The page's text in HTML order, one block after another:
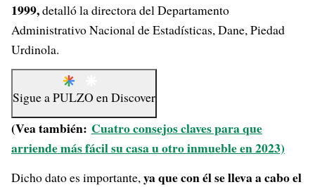
1999,detalló la directora del Departamento
Administrativo Nacional de Estadísticas, Dane, Piedad
Urdinola.
Sigue aPULZO enDiscover
(Vea también: Cuatro consejos claves para que
arriende más fácil su casa u otro inmueble en 2023)
Dicho dato es importante,ya que con él se lleva a cabo el